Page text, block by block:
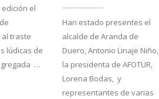
el
traste
lúdicas de
…
Han estado presentes el
alcalde de Aranda de
Duero, Antonio Linaje Niño,
la presidenta de AFOTUR,
Lorena Bodas, y
representantes de varias